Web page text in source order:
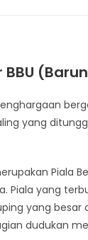
BBU
yang
Piala
Piala yang
yang
dudukan